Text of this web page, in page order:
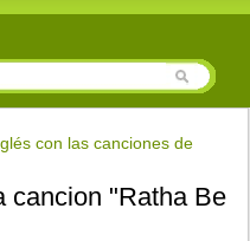
con las canciones de
cancion "Ratha Be